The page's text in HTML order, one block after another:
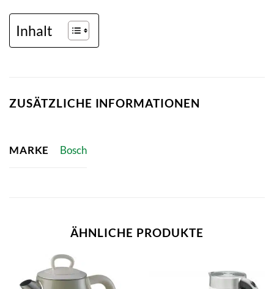
Inhalt
ZUSÄTZLICHE INFORMATIONEN
MARKE Bosch
ÄHNLICHE PRODUKTE